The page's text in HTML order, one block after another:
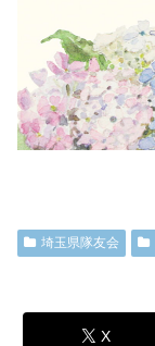
埼玉県隊友会
X